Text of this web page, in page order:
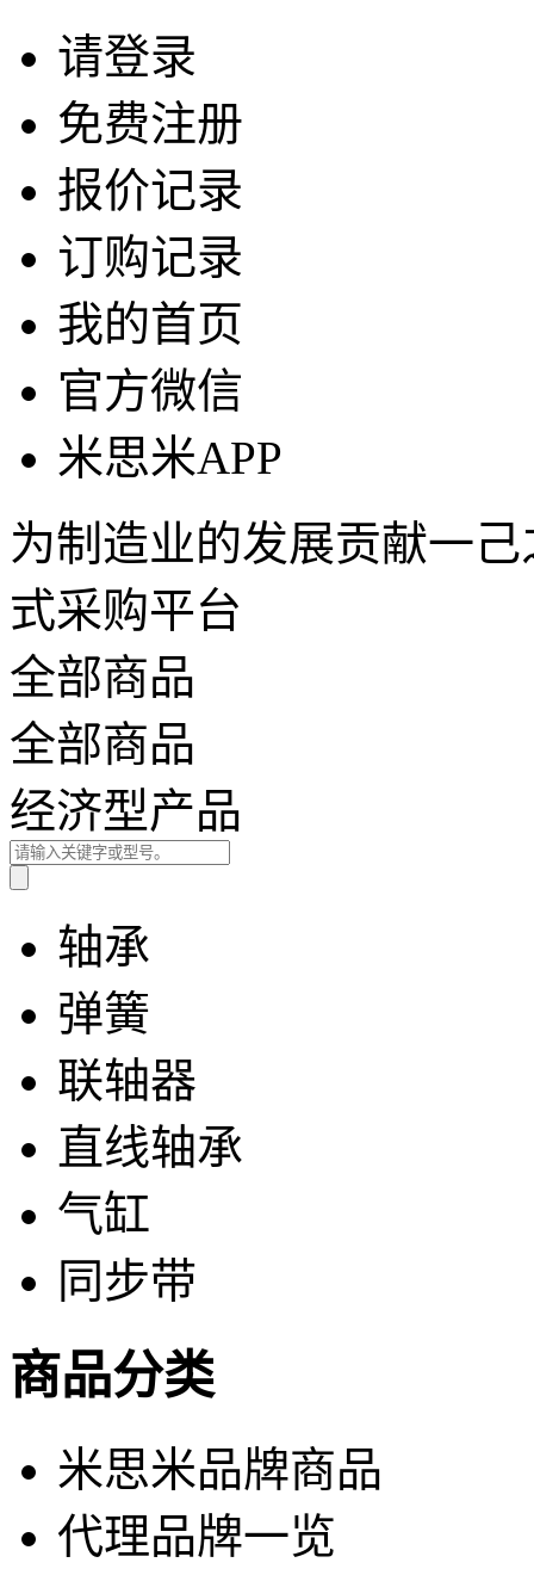
请登录
免费注册
报价记录
订购记录
我的首页
官方微信
米思米APP
为制造业的发展贡献一
式采购平台
全部商品
全部商品
经济型产品
轴承
弹簧
联轴器
直线轴承
气缸
同步带
商品分类
米思米品牌商品
代理品牌一览